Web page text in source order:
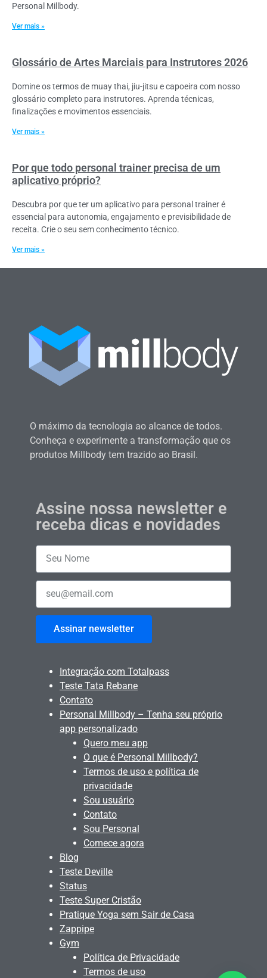
Personal Millbody.
Ver mais »
Glossário de Artes Marciais para Instrutores 2026
Domine os termos de muay thai, jiu-jitsu e capoeira com nosso
glossário completo para instrutores. Aprenda técnicas,
finalizações e movimentos essenciais.
Ver mais »
Por que todo personal trainer precisa de um
aplicativo próprio?
Descubra por que ter um aplicativo para personal trainer é
essencial para autonomia, engajamento e previsibilidade de
receita. Crie o seu sem conhecimento técnico.
Ver mais »
O máximo da tecnologia ao alcance de todos.
Conheça e experimente a transformação que os
produtos Millbody tem trazido ao Brasil.
Assine nossa newsletter e
receba dicas e novidades
Assinar newsletter
Integração com Totalpass
Teste Tata Rebane
Contato
Personal Millbody – Tenha seu próprio
app personalizado
Quero meu app
O que é Personal Millbody?
Termos de uso e política de
privacidade
Sou usuário
Contato
Sou Personal
Comece agora
Blog
Teste Deville
Status
Teste Super Cristão
Pratique Yoga sem Sair de Casa
Zappipe
Gym
Política de Privacidade
Termos de uso